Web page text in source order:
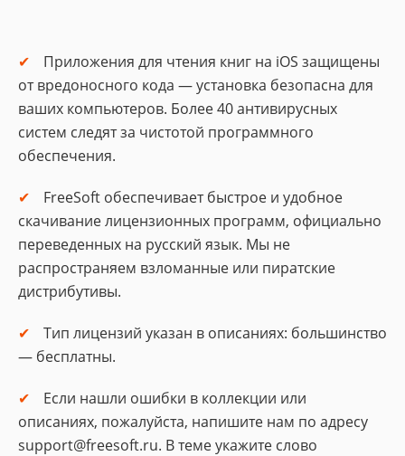
Приложения для чтения книг на iOS защищены
от вредоносного кода — установка безопасна для
ваших компьютеров. Более 40 антивирусных
систем следят за чистотой программного
обеспечения.
FreeSoft обеспечивает быстрое и удобное
скачивание лицензионных программ, официально
переведенных на русский язык. Мы не
распространяем взломанные или пиратские
дистрибутивы.
Тип лицензий указан в описаниях: большинство
— бесплатны.
Если нашли ошибки в коллекции или
описаниях, пожалуйста, напишите нам по адресу
support@freesoft.ru. В теме укажите слово